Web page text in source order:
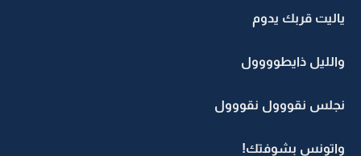
ياليت قربك يدوم
والليل ذايطوووول
نجلس نقووول نقووول
واتونس بشوفتك!